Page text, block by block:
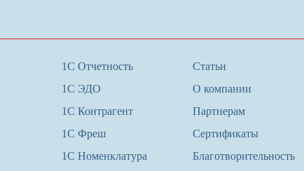
1С Отчетность
1С ЭДО
1С Контрагент
1С Фреш
1С Номенклатура
Статьи
О компании
Партнерам
Сертификаты
Благотворительность